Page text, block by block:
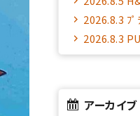
2026.8.3 ﾌﾟ
2026.8.3
アーカイブ